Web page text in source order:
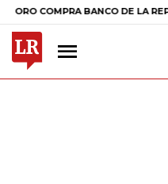
BANCO DE LA REPÚBLICA